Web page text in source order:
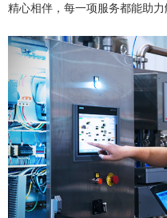
精心相伴，每一项服务都能助力